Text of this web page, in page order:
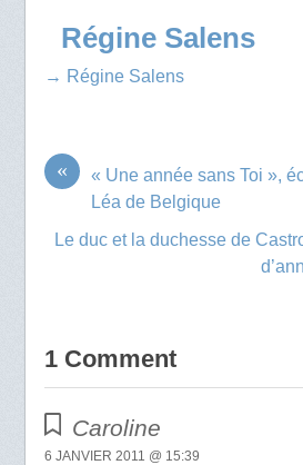
Régine Salens
→ Régine Salens
«
« Une année sans Toi »,
Léa de Belgique
Le duc et la duchesse de
1 Comment
Caroline
6 JANVIER 2011 @ 15:39